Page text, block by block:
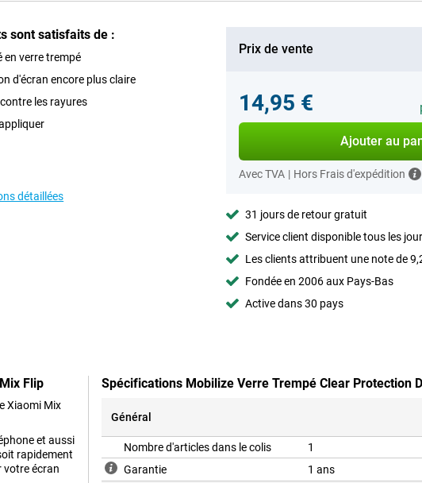
sont satisfaits de :
en verre trempé
d'écran encore plus claire
les rayures
détaillées
Prix de vente
14,95 €
Ajouter au
Avec TVA | Hors Frais d'expédition
31 jours de retour gratuit
Service client disponible tous les
Les clients attribuent une note de
Fondée en 2006 aux Pays-Bas
Active dans 30 pays
Flip
Xiaomi Mix
et aussi
rapidement
votre écran
Spécifications Mobilize Verre Trempé Clear Protection
Général
Nombre d'articles dans le colis
1
Garantie
1 ans